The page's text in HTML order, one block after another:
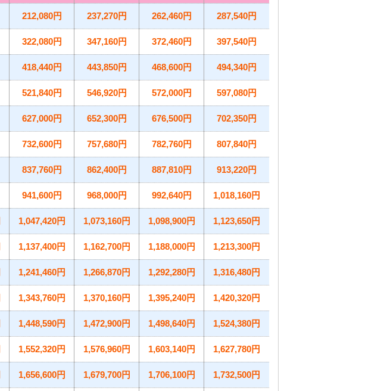
212,080円 237,270円 262,460円 287,540円
322,080円 347,160円 372,460円 397,540円
418,440円 443,850円 468,600円 494,340円
521,840円 546,920円 572,000円 597,080円
627,000円 652,300円 676,500円 702,350円
732,600円 757,680円 782,760円 807,840円
837,760円 862,400円 887,810円 913,220円
941,600円 968,000円 992,640円 1,018,160円
1,047,420円 1,073,160円 1,098,900円 1,123,650円
1,137,400円 1,162,700円 1,188,000円 1,213,300円
1,241,460円 1,266,870円 1,292,280円 1,316,480円
1,343,760円 1,370,160円 1,395,240円 1,420,320円
1,448,590円 1,472,900円 1,498,640円 1,524,380円
1,552,320円 1,576,960円 1,603,140円 1,627,780円
1,656,600円 1,679,700円 1,706,100円 1,732,500円